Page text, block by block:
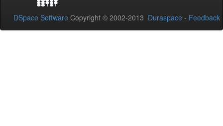
DSpace Software Copyright © 2002-2013 Duraspace - Feedback